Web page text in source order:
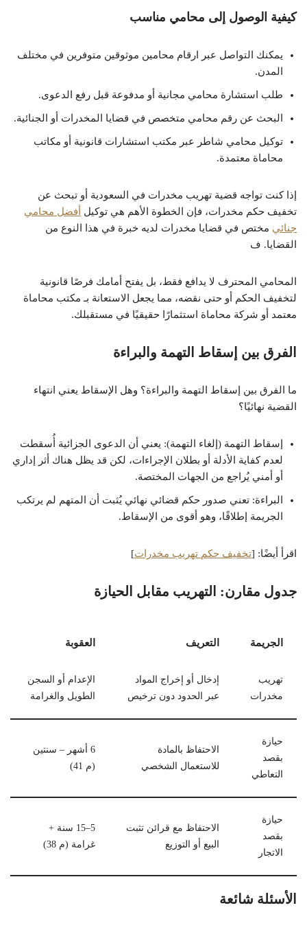
كيفية الوصول إلى محامي مناسب
يمكنك التواصل عبر ارقام محامين موثوقين متوفرين في مختلف
المدن.
طلب استشارة محامي مجانية أو مدفوعة قبل رفع الدعوى.
البحث عن رقم محامي متخصص في قضايا المخدرات أو الجنائية.
توكيل محامي شاطر عبر مكتب استشارات قانونية أو مكاتب
محاماة معتمدة.
إذا كنت تواجه قضية تهريب مخدرات في السعودية أو تبحث عن
تخفيف حكم مخدرات، فإن الخطوة الأهم هي توكيل
أفضل محامي
جنائي مختص في قضايا مخدرات لديه خبرة في هذا النوع من
القضايا. ف
المحامي المحترف لا يدافع فقط، بل يفتح أمامك فرصًا قانونية
لتخفيف الحكم أو حتى نقضه، مما يجعل الاستعانة بـ مكتب محاماة
معتمد أو شركة محاماة استثمارًا حقيقيًا في مستقبلك.
الفرق بين إسقاط التهمة والبراءة
ما الفرق بين إسقاط التهمة والبراءة؟ وهل الإسقاط يعني انتهاء
القضية نهائيًا؟
إسقاط التهمة (إلغاء التهمة): يعني أن الدعوى الجزائية أُسقطت
لعدم كفاية الأدلة أو بطلان الإجراءات، لكن قد يظل هناك أثر إداري
أو أمني يُراجع من الجهات المختصة.
البراءة: تعني صدور حكم قضائي نهائي يُثبت أن المتهم لم يرتكب
الجريمة إطلاقًا، وهو أقوى من الإسقاط.
اقرأ أيضًا: [تخفيف حكم تهريب مخدرات]
جدول مقارن: التهريب مقابل الحيازة
الجريمة التعريف العقوبة
تهريب
مخدرات
إدخال أو إخراج المواد
عبر الحدود دون ترخيص
الإعدام أو السجن
الطويل والغرامة
حيازة
بقصد
التعاطي
الاحتفاظ بالمادة
للاستعمال الشخصي
6 أشهر – سنتين
(م 41)
حيازة
بقصد
الاتجار
الاحتفاظ مع قرائن تثبت
البيع أو التوزيع
5–15 سنة +
غرامة (م 38)
الأسئلة شائعة